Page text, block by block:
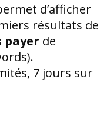
d’afficher
résultats de
payer de
7 jours sur